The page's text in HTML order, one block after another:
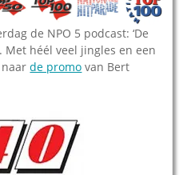
de NPO 5 podcast: ‘De
Met héél veel jingles en een
naarde promo van Bert